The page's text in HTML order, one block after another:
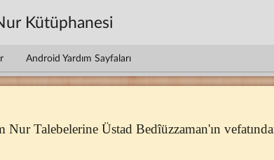
Kütüphanesi
Android Yardım Sayfaları
Nur Talebelerine Üstad Bedîüzzaman'ın